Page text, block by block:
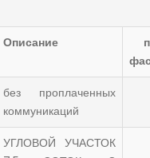
Описание
без проплаченных
коммуникаций
УГЛОВОЙ УЧАСТОК